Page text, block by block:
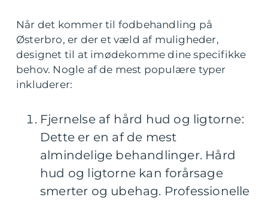
Når det kommer til fodbehandling på
Østerbro, er der et væld af muligheder,
designet til at imødekomme dine specifikke
behov. Nogle af de mest populære typer
inkluderer:
Fjernelse af hård hud og ligtorne:
Dette er en af de mest
almindelige behandlinger. Hård
hud og ligtorne kan forårsage
smerter og ubehag. Professionelle